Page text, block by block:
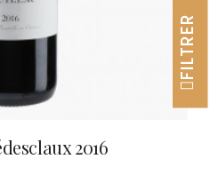
2016
FILTRER